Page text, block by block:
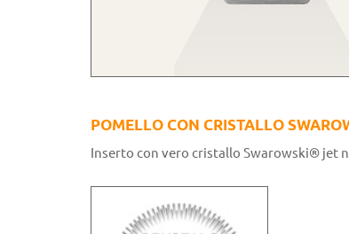
POMELLO CON CRISTALLO
Inserto con vero cristallo Swarowski® jet